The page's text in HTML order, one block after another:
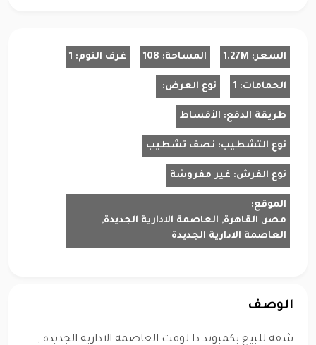
السعر: 1.27M المساحة: 108 غرف النوم: 1
الحمامات: 1 نوع العرض:
طريقة الدفع: الأقساط
نوع التشطيب: نصف تشطيب
نوع الفرش: غير مفروشة
الموقع:
مصر, القاهرة, العاصمة الادارية الجديدة,
العاصمة الادارية الجديدة
الوصف
شقه للبيع بكمبوند ذا لوفت العاصمه الاداريه الجديده ,